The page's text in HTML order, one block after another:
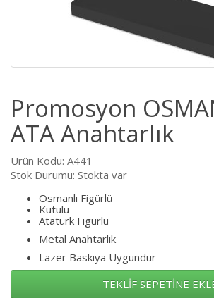
Promosyon
ATA Anahtarlık
Ürün Kodu: A441
Stok Durumu: Stokta var
Osmanlı Figürlü
Kutulu
Atatürk Figürlü
Metal Anahtarlık
Lazer Baskıya Uygundur
TEKLİF SEPETİNE